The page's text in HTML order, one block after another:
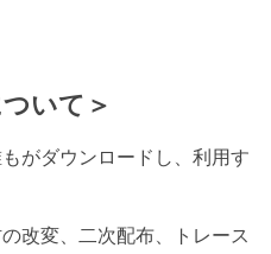
いて＞
がダウンロードし、利用す
改変、二次配布、トレース